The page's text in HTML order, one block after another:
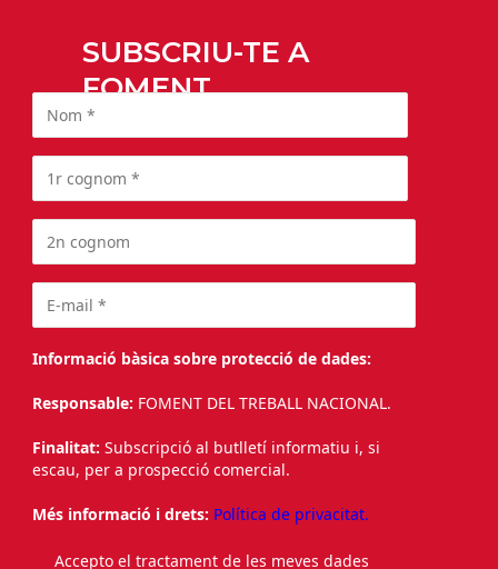
SUBSCRIU-TE A
FOMENT
Informació bàsica sobre protecció de dades:
Responsable: FOMENT DEL TREBALL NACIONAL.
Finalitat: Subscripció al butlletí informatiu i, si
escau, per a prospecció comercial.
Més informació i drets: Política de privacitat.
Accepto el tractament de les meves dades